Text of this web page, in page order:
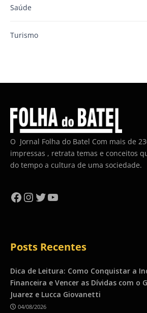
Saúde
Turismo
O Jornal Folha do Batel Com mais de
impressas , retrata temas e conceitos
do tempo a cultura de uma sociedade.
Facebook
Instagram
Twitter
YouTube
Posts Recentes
Dica de Leitura: Como Conquistar a
Financeira e Vencer as Dívidas com o
Juarez e Lucca Giovanetti
04/08/2026